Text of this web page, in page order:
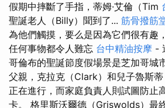
假期中摔斷了手指，蒂姆·艾倫（Tim
聖誕老人（Billy）聞到了... 筋骨撥筋
為他們觸摸，要么是因為它們很有趣
任何事物都令人難忘 台中精油按摩 -
哥倫布的聖誕節度假場景是芝加哥城
父親，克拉克（Clark）和兒子魯斯
正在進行，而家庭負責人則試圖防止
卡。 格里斯沃爾德（Griswolds）最